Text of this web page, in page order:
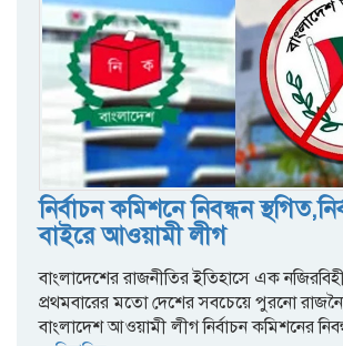
নির্বাচন কমিশনে নিবন্ধন
বাইরে আওয়ামী লীগ
বাংলাদেশের রাজনীতির ইতিহাসে এক
প্রথমবারের মতো দেশের সবচেয়ে পুরনো
বাংলাদেশ আওয়ামী লীগ নির্বাচন কমিশনের